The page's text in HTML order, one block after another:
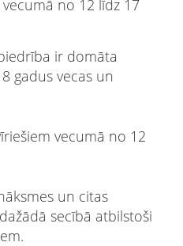
no 12 līdz 17
ir domāta
gadus vecas un
vecumā no 12
un citas
secībā atbilstoši